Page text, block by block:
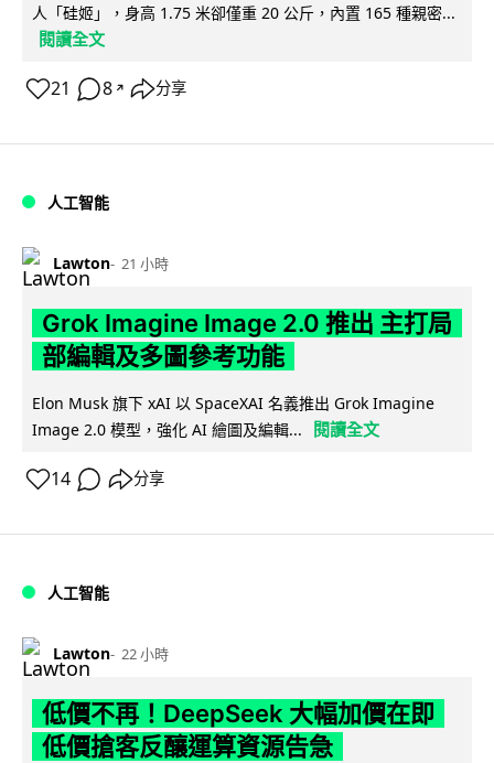
人「硅姬」，身高 1.75 米卻僅重 20 公斤，內置 165 種親密...
閱讀全文
21 8 ↗ 分享
人工智能
Lawton 21 小時
Grok Imagine Image 2.0 推出 主打局
部編輯及多圖參考功能
Elon Musk 旗下 xAI 以 SpaceXAI 名義推出 Grok Imagine
Image 2.0 模型，強化 AI 繪圖及編輯...
閱讀全文
14 分享
人工智能
Lawton 22 小時
低價不再！DeepSeek 大幅加價在即
低價搶客反釀運算資源告急